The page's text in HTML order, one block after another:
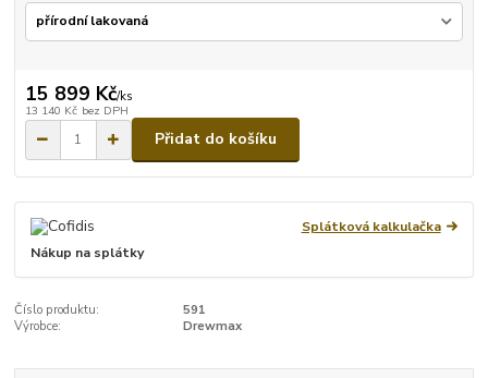
15 899 Kč/ks
13 140 Kč bez DPH
Přidat do košíku
Splátková kalkulačka
Nákup na splátky
Číslo produktu:
591
Výrobce:
Drewmax